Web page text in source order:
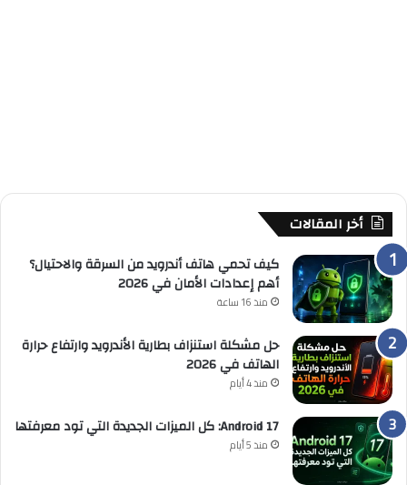
أخر المقالات
كيف تحمي هاتف أندرويد من السرقة والاحتيال؟
أهم إعدادات الأمان في 2026
منذ 16 ساعة
حل مشكلة استنزاف بطارية الأندرويد وارتفاع حرارة
الهاتف في 2026
منذ 4 أيام
Android 17: كل الميزات الجديدة التي تود معرفتها
منذ 5 أيام